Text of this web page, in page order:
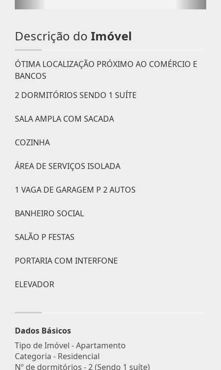
Descrição do Imóvel
ÓTIMA LOCALIZAÇÃO PRÓXIMO AO COMÉRCIO E
BANCOS
2 DORMITÓRIOS SENDO 1 SUÍTE
SALA AMPLA COM SACADA
COZINHA
ÁREA DE SERVIÇOS ISOLADA
1 VAGA DE GARAGEM P 2 AUTOS
BANHEIRO SOCIAL
SALÃO P FESTAS
PORTARIA COM INTERFONE
ELEVADOR
Dados Básicos
Tipo de Imóvel - Apartamento
Categoria - Residencial
Nº de dormitórios - 2 (Sendo 1 suíte)